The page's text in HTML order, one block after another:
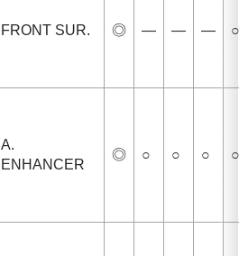
FRONT SUR. ◎ — — — ○
A.
ENHANCER
◎ ○ ○ ○ ○